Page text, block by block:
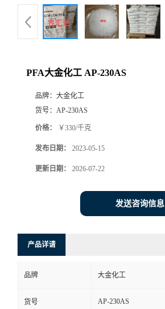
品
厅
系
PFA大金化工 AP-230AS
品牌： 大金化工
货号： AP-230AS
价格： ￥330/千克
发布日期： 2023-05-15
更新日期： 2026-07-22
发送咨询信息
产品详请
品牌 大金化工
货号 AP-230AS